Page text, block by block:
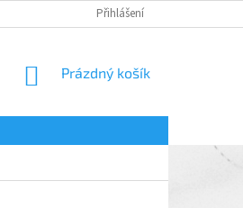
Přihlášení
NÁKUPNÍ
Prázdný košík